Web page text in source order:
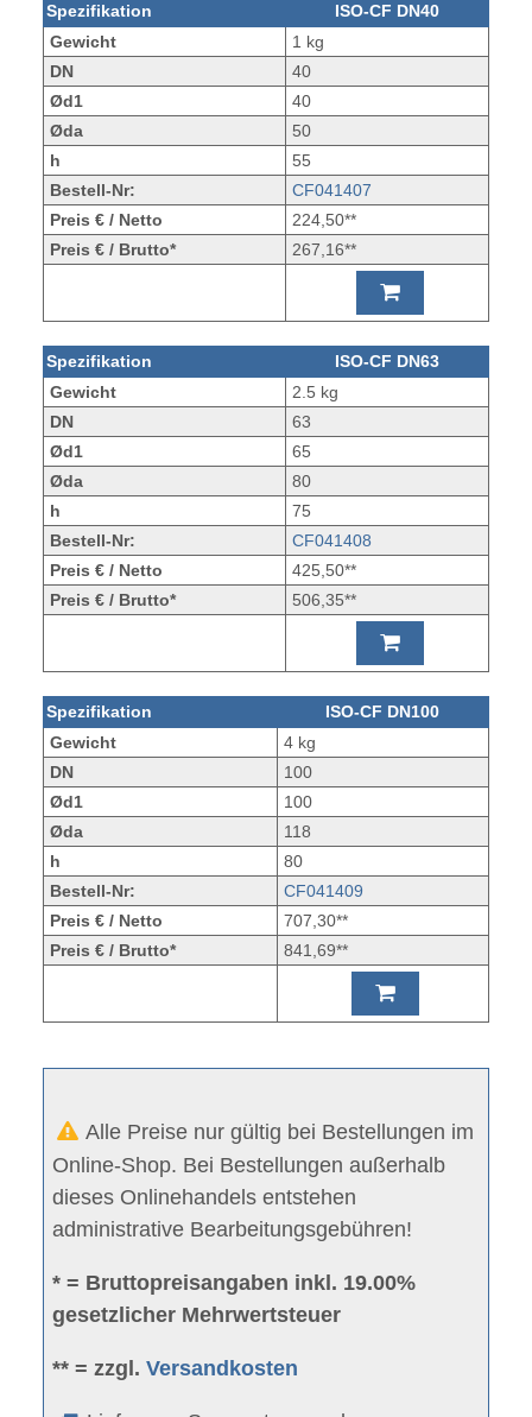
Spezifikation
ISO-CF DN40
Gewicht
1 kg
DN
40
Ød1
40
Øda
50
h
55
Bestell-Nr:
CF041407
Preis € / Netto
224,50**
Preis € / Brutto*
267,16**
Spezifikation
ISO-CF DN63
Gewicht
2.5 kg
DN
63
Ød1
65
Øda
80
h
75
Bestell-Nr:
CF041408
Preis € / Netto
425,50**
Preis € / Brutto*
506,35**
Spezifikation
ISO-CF DN100
Gewicht
4 kg
DN
100
Ød1
100
Øda
118
h
80
Bestell-Nr:
CF041409
Preis € / Netto
707,30**
Preis € / Brutto*
841,69**
Alle Preise nur gültig bei Bestellungen im
Online-Shop. Bei Bestellungen außerhalb
dieses Onlinehandels entstehen
administrative Bearbeitungsgebühren!
* = Bruttopreisangaben inkl. 19.00%
gesetzlicher Mehrwertsteuer
** = zzgl.Versandkosten